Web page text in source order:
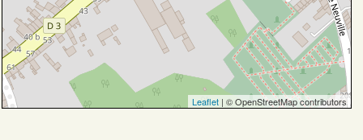
Leaflet | © OpenStreetMap contributors